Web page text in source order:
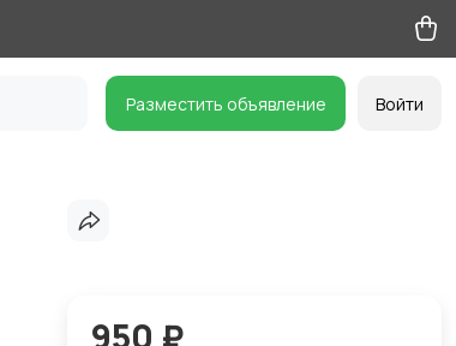
Разместить объявление Войти
950 ₽